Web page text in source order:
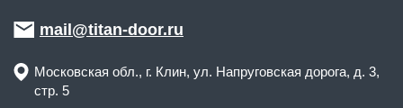
mail@titan-door.ru
Московская обл., г. Клин, ул. Напруговская дорога, д. 3,
стр. 5